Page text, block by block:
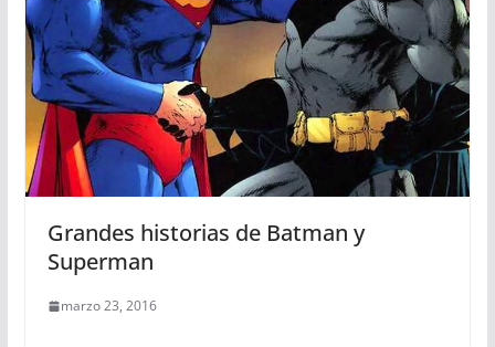
Grandes historias de Batman y
Superman
marzo 23, 2016